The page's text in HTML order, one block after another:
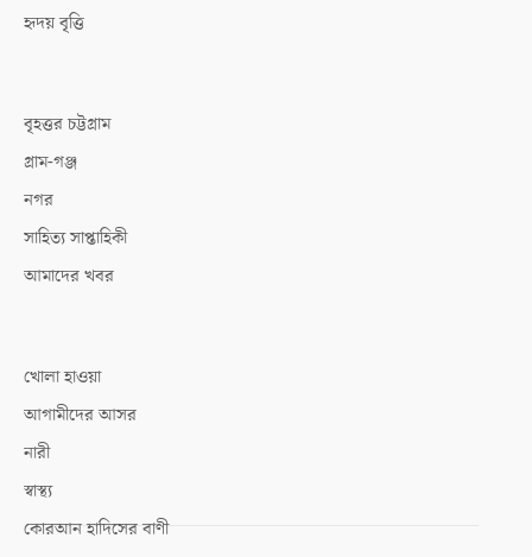
হৃদয় বৃত্তি
বৃহত্তর চট্টগ্রাম
গ্রাম-গঞ্জ
নগর
সাহিত্য সাপ্তাহিকী
আমাদের খবর
খোলা হাওয়া
আগামীদের আসর
নারী
স্বাস্থ্য
কোরআন হাদিসের বাণী